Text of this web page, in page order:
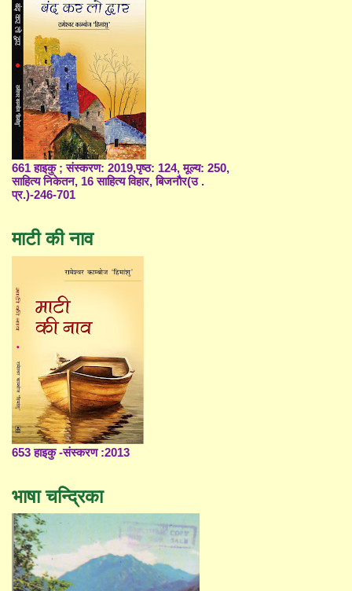
661 हाइकु ; संस्करण: 2019,पृष्ठ: 124, मूल्य: 250,
साहित्य निकेतन, 16 साहित्य विहार, बिजनौर(उ .
प्र.)-246-701
माटी की नाव
653 हाइकु -संस्करण :2013
भाषा चन्द्रिका